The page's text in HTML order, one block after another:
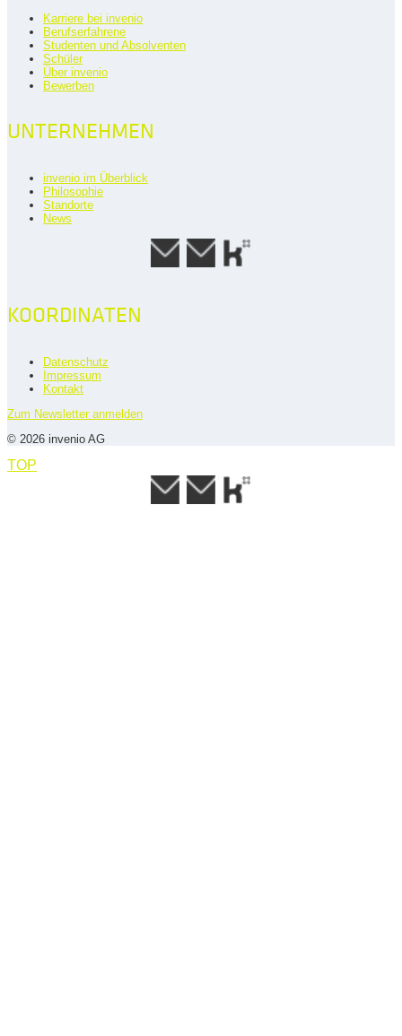
Karriere bei invenio
Berufserfahrene
Studenten und Absolventen
Schüler
Über invenio
Bewerben
UNTERNEHMEN
invenio im Überblick
Philosophie
Standorte
News
KOORDINATEN
Datenschutz
Impressum
Kontakt
Zum Newsletter anmelden
© 2026 invenio AG
TOP